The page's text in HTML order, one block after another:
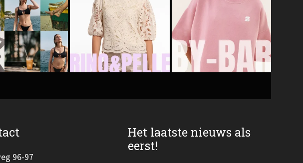
96-97
Het laatste nieuws als
eerst!